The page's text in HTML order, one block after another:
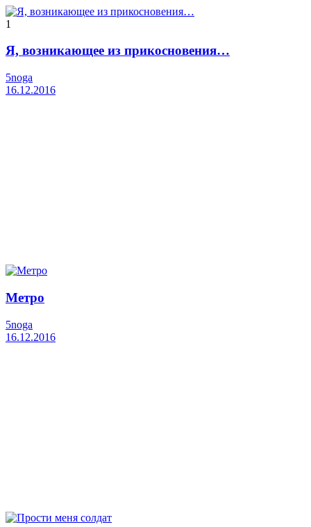
1
Я, возникающее из прикосновения…
5noga
16.12.2016
Метро
5noga
16.12.2016